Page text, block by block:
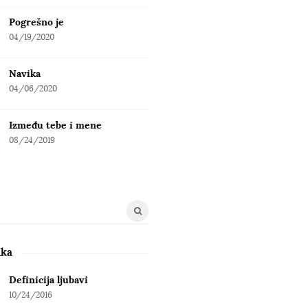
Pogrešno je
04/19/2020
Navika
04/06/2020
Između tebe i mene
08/24/2019
Definicija ljubavi
10/24/2016